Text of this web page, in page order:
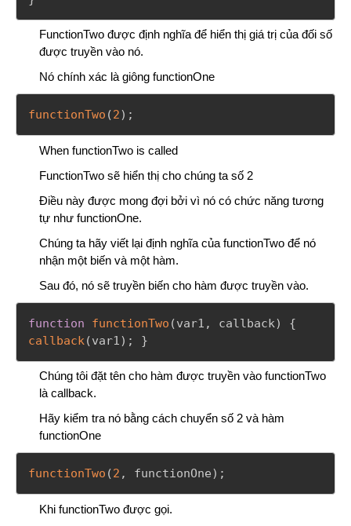
FunctionTwo được định nghĩa để hiển thị giá trị của đối số
được truyền vào nó.
Nó chính xác là giông functionOne
functionTwo (2) ;
When functionTwo is called
FunctionTwo sẽ hiển thị cho chúng ta số 2
Điều này được mong đợi bởi vì nó có chức năng tương
tự như functionOne.
Chúng ta hãy viết lại định nghĩa của functionTwo để nó
nhận một biến và một hàm.
Sau đó, nó sẽ truyền biến cho hàm được truyền vào.
function functionTwo (var1 , callback)
{
callback (var1 ) ; }
Chúng tôi đặt tên cho hàm được truyền vào functionTwo
là callback.
Hãy kiểm tra nó bằng cách chuyển số 2 và hàm
functionOne
functionTwo (2 , functionOne) ;
Khi functionTwo được gọi.